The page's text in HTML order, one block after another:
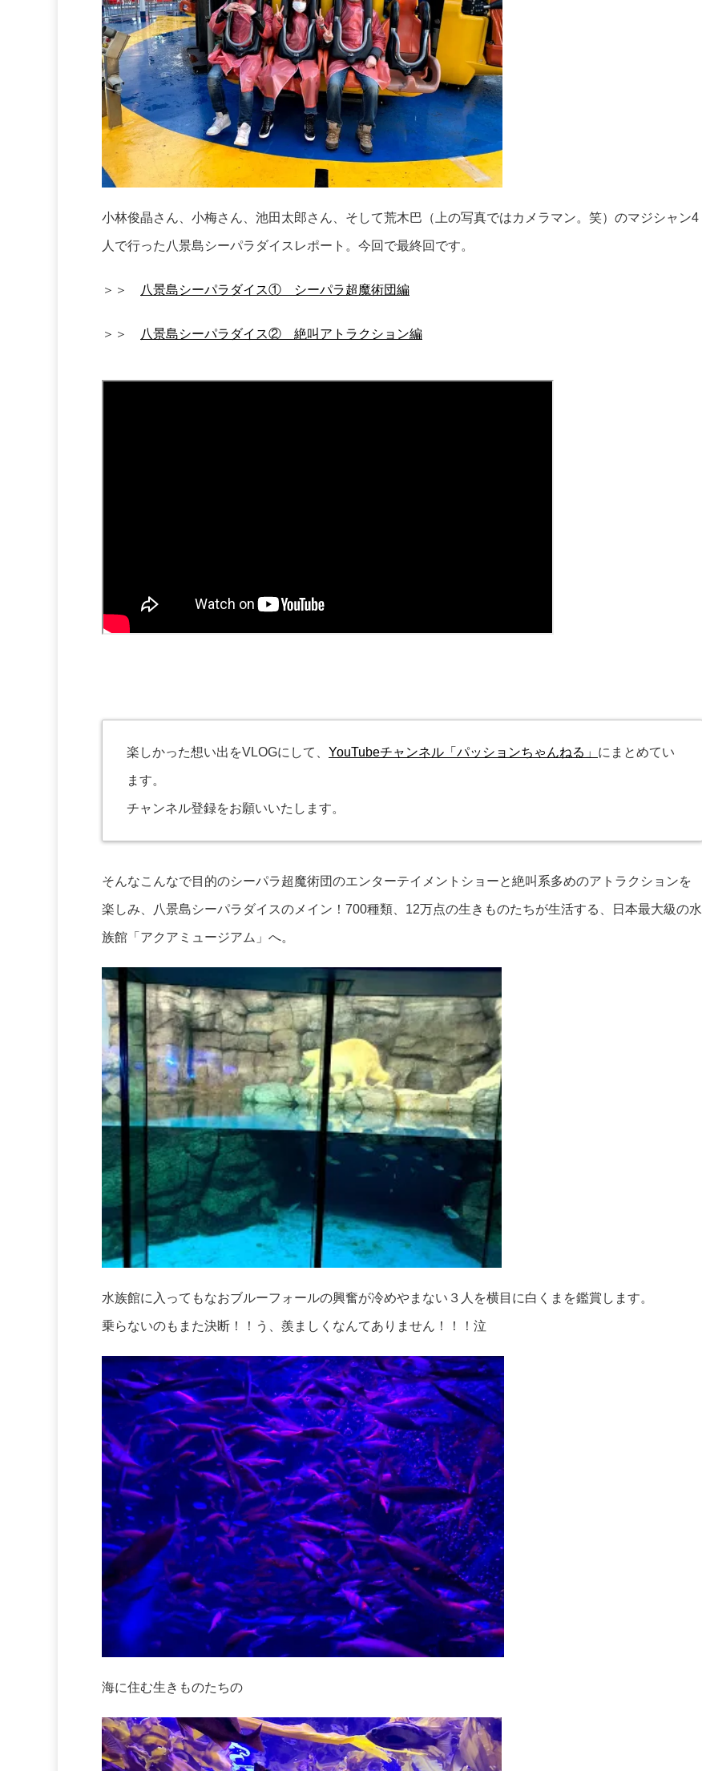
小林俊晶さん、小梅さん、池田太郎さん、そして荒木巴（上の写真ではカメラマン。笑）のマジシャン4
人で行った八景島シーパラダイスレポート。今回で最終回です。
＞＞ 八景島シーパラダイス① シーパラ超魔術団編
＞＞ 八景島シーパラダイス② 絶叫アトラクション編
楽しかった想い出をVLOGにして、 YouTubeチャンネル「パッションちゃんねる」 にまとめてい
ます。
チャンネル登録をお願いいたします。
そんなこんなで目的のシーパラ超魔術団のエンターテイメントショーと絶叫系多めのアトラクションを
楽しみ、八景島シーパラダイスのメイン！700種類、12万点の生きものたちが生活する、日本最大級の水
族館「アクアミュージアム」へ。
水族館に入ってもなおブルーフォールの興奮が冷めやまない３人を横目に白くまを鑑賞します。
乗らないのもまた決断！！う、羨ましくなんてありません！！！泣
海に住む生きものたちの